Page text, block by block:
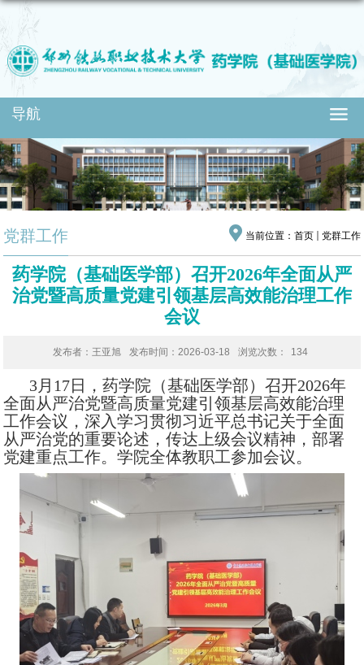
导航
当前位置： 首页 党群工作
党群工作
药学院（基础医学部）召开2026年全面从严
治党暨高质量党建引领基层高效能治理工作
会议
发布者：王亚旭 发布时间：2026-03-18 浏览次数： 134
3月17日，药学院（基础医学部）召开2026年
全面从严治党暨高质量党建引领基层高效能治理
工作会议，深入学习贯彻习近平总书记关于全面
从严治党的重要论述，传达上级会议精神，部署
党建重点工作。学院全体教职工参加会议。